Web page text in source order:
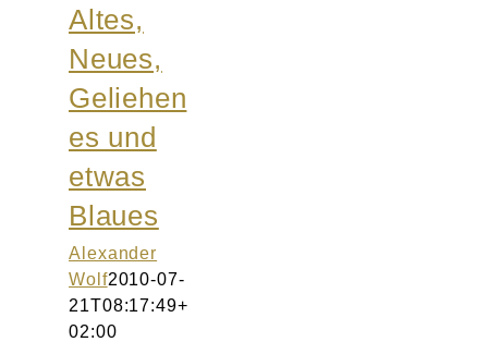
Altes,
Neues,
Geliehen
es und
etwas
Blaues
Alexander
Wolf2010-07-
21T08:17:49+
02:00